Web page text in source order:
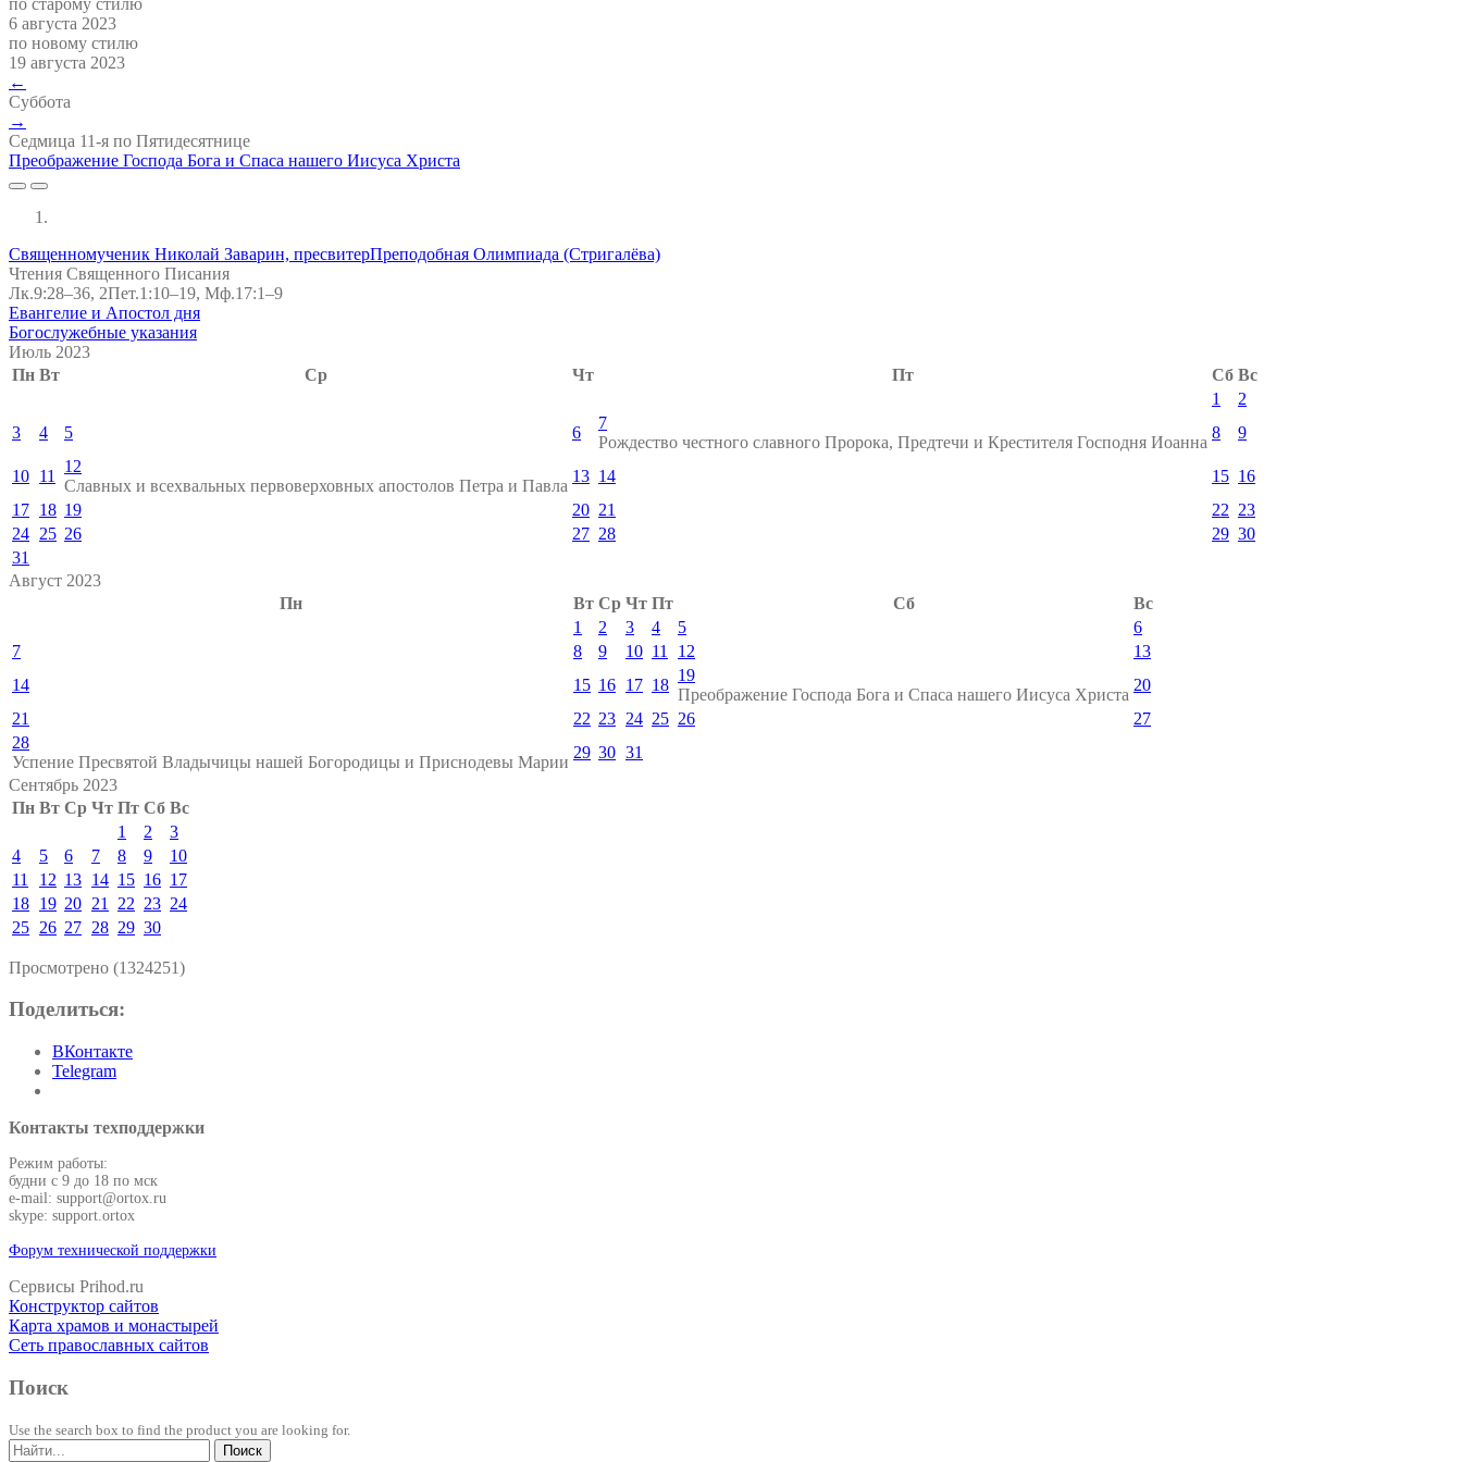
6 августа 2023
по новому стилю
19 августа 2023
←
Суббота
→
Седмица 11-я по Пятидесятнице
Преображение Господа Бога и Спаса нашего Иисуса Христа
Священномученик Николай Заварин, пресвитерПреподобная Олимпиада (Стригалёва)
Чтения Священного Писания
Лк.9:28–36, 2Пет.1:10–19, Мф.17:1–9
Евангелие и Апостол дня
Богослужебные указания
Июль 2023
Пн Вт Ср Чт Пт Сб Вс
1
2
3
4 5 6
7
Рождество честного славного Пророка, Предтечи и Крестителя Господня Иоанна
8 9
10 11
12
Славных и всехвальных первоверховных апостолов Петра и Павла
13 14 15 16
17 18 19 20 21 22 23
24 25 26 27 28 29 30
31
Август 2023
Пн
Вт Ср Чт Пт Сб
Вс
1
2 3 4 5
6
7
8 9 10 11 12
13
14
15 16 17 18
19
Преображение Господа Бога и Спаса нашего Иисуса Христа
20
21
22 23 24 25 26
27
28
Успение Пресвятой Владычицы нашей Богородицы и Приснодевы Марии
29 30 31
Сентябрь 2023
Пн Вт Ср Чт Пт Сб Вс
1
2
3
4
5 6 7 8 9
10
11
12 13 14 15 16 17
18 19 20 21 22 23 24
25 26 27 28 29 30
Просмотрено (1324251)
Поделиться:
ВКонтакте
Telegram
Контакты техподдержки
Режим работы:
будни с 9 до 18 по мск
e-mail: support@ortox.ru
skype: support.ortox
Форум технической поддержки
Сервисы Prihod.ru
Конструктор сайтов
Карта храмов и монастырей
Сеть православных сайтов
Поиск
Use the search box to find the product you are looking for.